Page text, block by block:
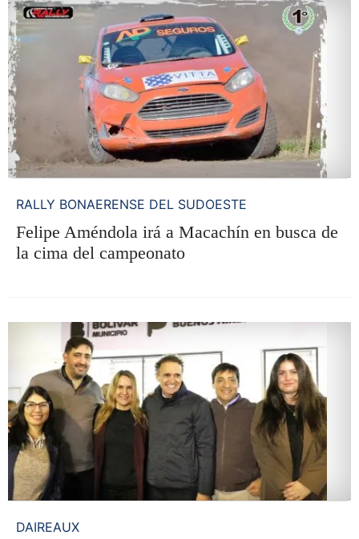
RALLY BONAERENSE DEL SUDOESTE
Felipe Améndola irá a Macachín en busca de
la cima del campeonato
DAIREAUX